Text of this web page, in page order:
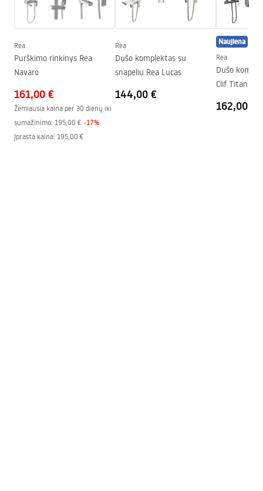
Surinkimas
Ant irkluojančio baseino arba
ant grindų
Kabinos kryptis
Kairė arba dešinė
Garantija
24 mėnesių
„Easy Clean“ danga
Nie
Montavimo instrukcija
Kabina Primo Swing.pdf
Techninis brėžinys
PRIMO SWING DOOR WITH SIDE PANEL.pdf
Rea
Purškimo rinkinys Rea
Navaro
161,00 €
Žemiausia kaina per 30 dienų iki
sumažinimo: 195,00 € -17%
Įprasta kaina: 195,00 €
Rea
Dušo komplektas su
snapeliu Rea Lucas
144,00 €
Naujiena
Rea
Dušo
Clif Titan
162,00 €